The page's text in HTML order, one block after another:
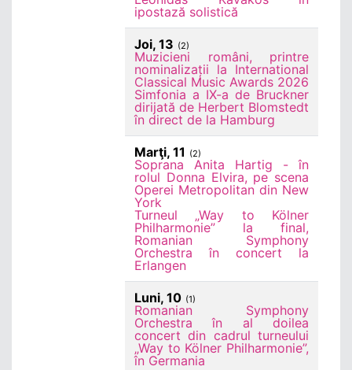
ipostază solistică
Joi, 13 (2)
Muzicieni români, printre
nominalizații la International
Classical Music Awards 2026
Simfonia a IX-a de Bruckner
dirijată de Herbert Blomstedt
în direct de la Hamburg
Marţi, 11 (2)
Soprana Anita Hartig - în
rolul Donna Elvira, pe scena
Operei Metropolitan din New
York
Turneul „Way to Kölner
Philharmonie” la final,
Romanian Symphony
Orchestra în concert la
Erlangen
Luni, 10 (1)
Romanian Symphony
Orchestra în al doilea
concert din cadrul turneului
„Way to Kölner Philharmonie”,
în Germania